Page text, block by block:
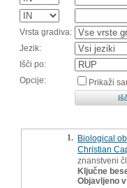
Vrsta gradiva:
Jezik:
Išči po:
Opcije:
Prikaži
1. Biological
Christian
znanstveni
Ključne
Objavljeno